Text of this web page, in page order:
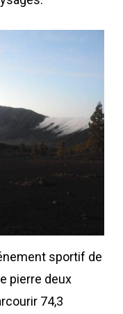
sportif de
pierre deux
74,3